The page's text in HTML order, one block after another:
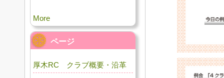
More
ページ
厚木RC クラブ概要・沿革